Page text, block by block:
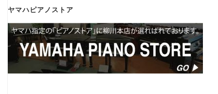
ヤマハピアノストア